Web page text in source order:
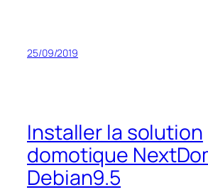
25/09/2019
Installer la solution
domotique
Debian9.5